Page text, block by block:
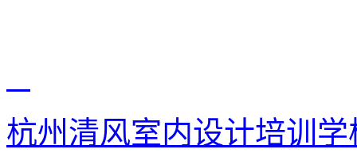
杭州清风室内设计培训学